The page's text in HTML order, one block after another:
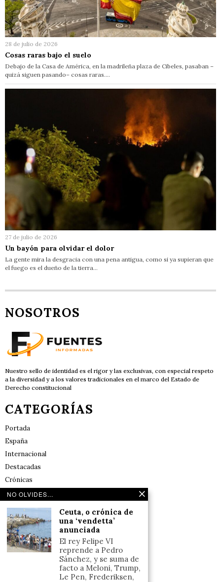
28 de julio de 2026
Cosas raras bajo el suelo
Debajo de la Casa de América, en la madrileña plaza de Cibeles, pasaban –
quizá siguen pasando– cosas raras.…
27 de julio de 2026
Un bayón para olvidar el dolor
La gente mira la desgracia con una pena antigua, como si ya supieran que
el fuego es el dueño de la tierra…
NOSOTROS
Nuestro sello de identidad es el rigor y las exclusivas, con especial respeto
a la diversidad y a los valores tradicionales en el marco del Estado de
Derecho constitucional
CATEGORÍAS
Portada
España
Internacional
Destacadas
Crónicas
Noticias de deportes en España
Reflexiones
LINKS
Política de cookies (UE)
NO OLVIDES...
Ceuta, o crónica de
una ‘vendetta’
anunciada
El rey Felipe VI
reprende a Pedro
Sánchez, y se suma de
facto a Meloni, Trump,
Le Pen, Frederiksen,